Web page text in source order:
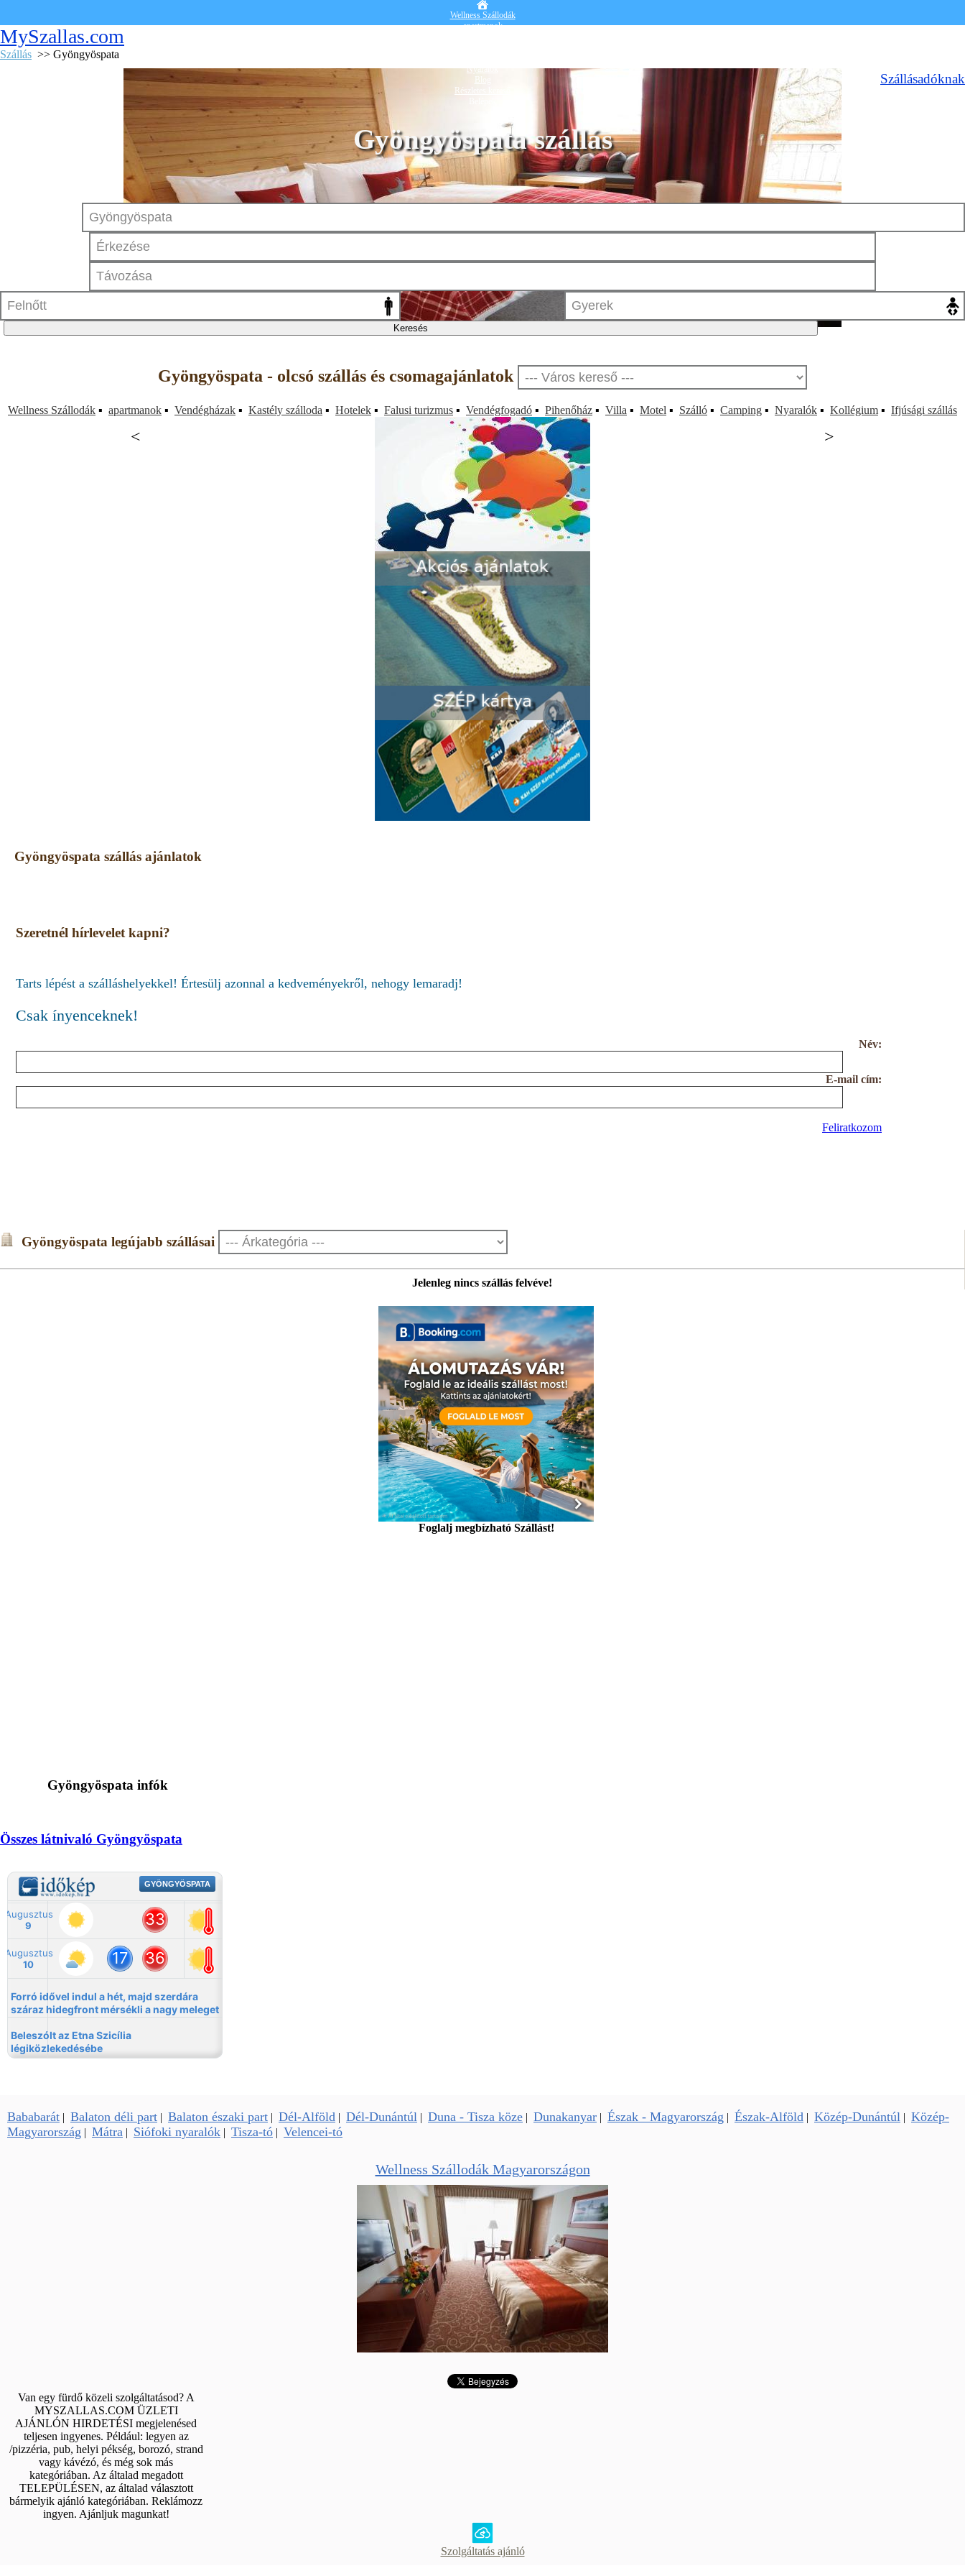
Wellness Szállodák
apartmanok
Nyaralók
Részletes kereső
MySzallas.com
Szállás >> Gyöngyöspata
Szállásadóknak
Gyöngyöspata szállás
< >
Gyöngyöspata - olcsó szállás és csomagajánlatok
Wellness Szállodák ▪ apartmanok ▪ Vendégházak ▪ Kastély szálloda ▪ Hotelek ▪ Falusi turizmus ▪ Vendégfogadó ▪ Pihenőház ▪ Villa ▪ Motel ▪ Szálló ▪ Camping ▪ Nyaralók ▪ Kollégium ▪ Ifjúsági szállás
Gyöngyöspata szállás ajánlatok
Szeretnél hírlevelet kapni?
Tarts lépést a szálláshelyekkel! Értesülj azonnal a kedveményekről, nehogy lemaradj!
Csak ínyenceknek!
Név:
E-mail cím:
Feliratkozom
Gyöngyöspata legújabb szállásai
Jelenleg nincs szállás felvéve!
Foglalj megbízható Szállást!
Gyöngyöspata infók
Összes látnivaló Gyöngyöspata
Bababarát | Balaton déli part | Balaton északi part | Dél-Alföld | Dél-Dunántúl | Duna - Tisza köze | Dunakanyar | Észak - Magyarország | Észak-Alföld | Közép-Dunántúl | Közép-
Magyarország | Mátra | Siófoki nyaralók | Tisza-tó | Velencei-tó
Wellness Szállodák Magyarországon
Van egy fürdő közeli szolgáltatásod? A
MYSZALLAS.COM ÜZLETI
AJÁNLÓN HIRDETÉSI megjelenésed
teljesen ingyenes. Például: legyen az
/pizzéria, pub, helyi pékség, borozó, strand
vagy kávézó, és még sok más
kategóriában. Az általad megadott
TELEPÜLÉSEN, az általad választott
bármelyik ajánló kategóriában. Reklámozz
ingyen. Ajánljuk magunkat!
Szolgáltatás ajánló